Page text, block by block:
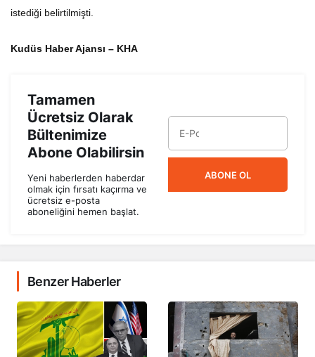
istediği belirtilmişti.
Kudüs Haber Ajansı – KHA
Tamamen
Ücretsiz Olarak
Bültenimize
Abone Olabilirsin
Yeni haberlerden haberdar
olmak için fırsatı kaçırma ve
ücretsiz e-posta
aboneliğini hemen başlat.
ABONE OL
Benzer Haberler